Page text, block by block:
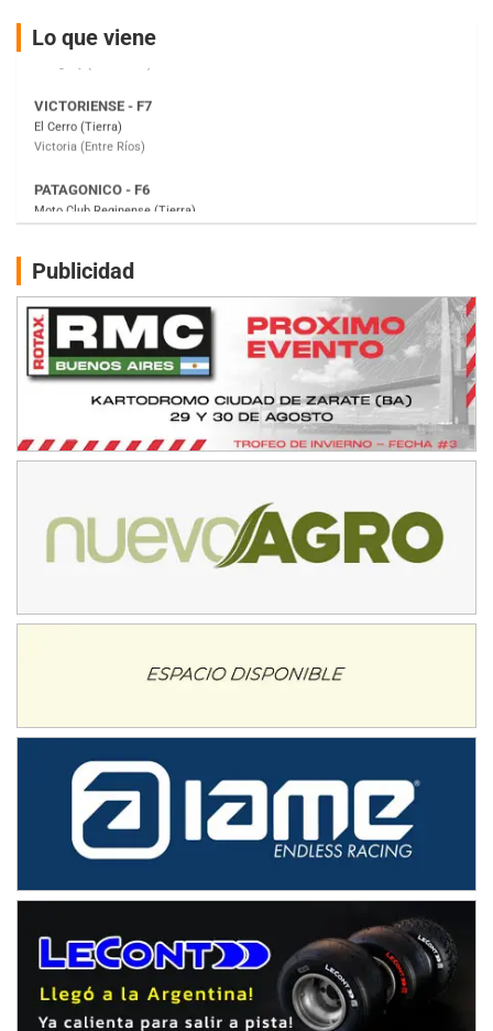
entradas
Lo que viene
Victoria (Entre Ríos)
Moto Club Reginense (Tierra)
Gral. E. Godoy (Río Negro)
Juventud Unida (Tierra)
Humboldt (Santa Fe)
Ciudad de Avellaneda (Asfalto)
Avellaneda (Santa Fe)
SUR SANTAFESINO - F4
José Samuel Sánchez (Tierra)
Rufino (Santa Fe)
Juan Navarro (Asfalto)
El Timbó (Tucumán)
COBERTURA ESPECIAL DE E-KART.COM.AR
08/09-AGO
IAME SERIES ARGENTINA 6
Ciudad de Trenque Lauquen (Asfalto)
ENTRERRIANO - F6 (POSTERGADA)
Villaguay (Entre Ríos)
VICTORIENSE - F7
El Cerro (Tierra)
Victoria (Entre Ríos)
PATAGONICO - F6
Gral. E. Godoy (Río Negro)
CSK - F7
Juventud Unida (Tierra)
Humboldt (Santa Fe)
Publicidad